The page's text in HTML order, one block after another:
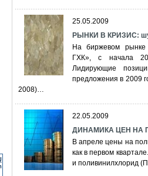
25.05.2009
РЫНКИ В КРИЗИС:
На биржевом рынке
ГХК», с начала
Лидирующие
предложения в 2009
2008)…
22.05.2009
ДИНАМИКА ЦЕН НА
В апреле цены на
как в первом
и поливинилхлорид